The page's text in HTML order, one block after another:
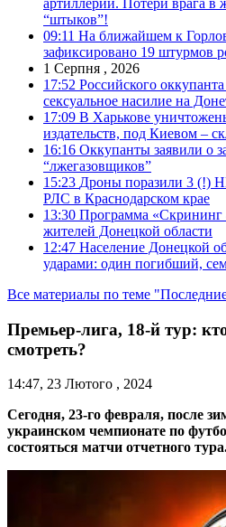
“штыков”!
09:11 На ближайшем к
зафиксировано 19 штурмов
1 Серпня , 2026
17:52 Российского оккупанта
сексуальное насилие на
17:09 В Харькове
издательств, под Киевом –
16:16 Оккупанты заявили о
“лжегазовщиков”
15:23 Дроны поразили 3 (!)
РЛС в Краснодарском крае
13:30 Программа «Скрининг
жителей Донецкой области
12:47 Население Донецкой
ударами: один погибший,
Все материалы по теме
Премьер-лига, 18-й тур:
смотреть?
14:47, 23 Лютого , 2024
Сегодня, 23-го февраля, после
украинском чемпионате по
состояться матчи отчетного